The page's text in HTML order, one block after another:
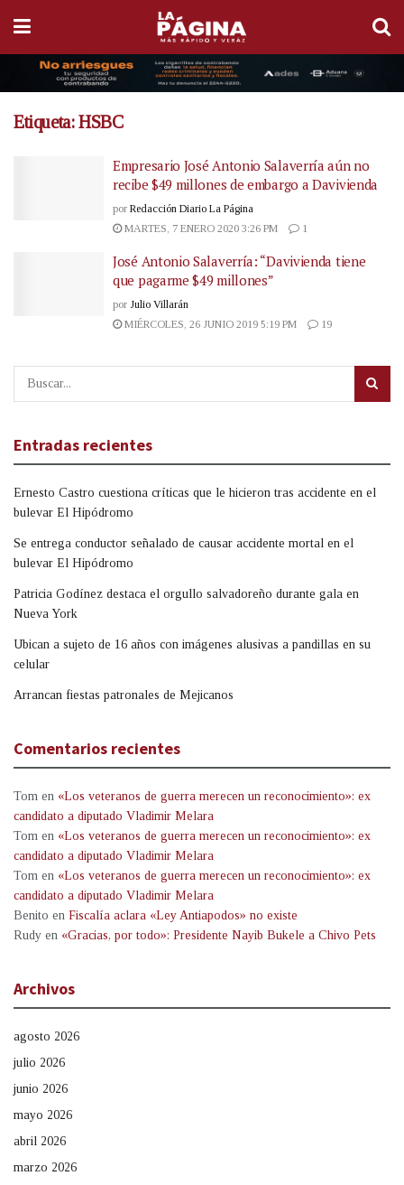
Etiqueta:HSBC
Empresario José Antonio Salaverría aún no
recibe $49 millones de embargo a Davivienda
por Redacción Diario La Página
MARTES, 7 ENERO 2020 3:26 PM
1
José Antonio Salaverría: “Davivienda tiene
que pagarme $49 millones”
por Julio Villarán
MIÉRCOLES, 26 JUNIO 2019 5:19 PM
19
Entradas recientes
Ernesto Castro cuestiona críticas que le hicieron tras accidente en el
bulevar El Hipódromo
Se entrega conductor señalado de causar accidente mortal en el
bulevar El Hipódromo
Patricia Godínez destaca el orgullo salvadoreño durante gala en
Nueva York
Ubican a sujeto de 16 años con imágenes alusivas a pandillas en su
celular
Arrancan fiestas patronales de Mejicanos
Comentarios recientes
Tom en «Los veteranos de guerra merecen un reconocimiento»: ex
candidato a diputado Vladimir Melara
Tom en «Los veteranos de guerra merecen un reconocimiento»: ex
candidato a diputado Vladimir Melara
Tom en «Los veteranos de guerra merecen un reconocimiento»: ex
candidato a diputado Vladimir Melara
Benito en Fiscalía aclara «Ley Antiapodos» no existe
Rudy en «Gracias, por todo»: Presidente Nayib Bukele a Chivo Pets
Archivos
agosto 2026
julio 2026
junio 2026
mayo 2026
abril 2026
marzo 2026